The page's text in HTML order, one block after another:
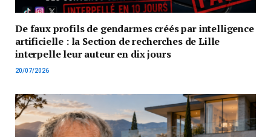
De faux profils de gendarmes créés par intelligence
artificielle : la Section de recherches de Lille
interpelle leur auteur en dix jours
20/07/2026